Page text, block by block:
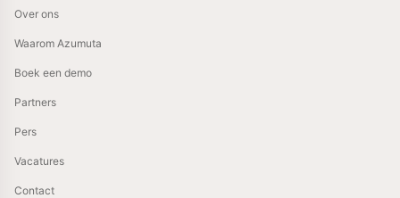
Over ons
Waarom Azumuta
Boek een demo
Partners
Pers
Vacatures
Contact